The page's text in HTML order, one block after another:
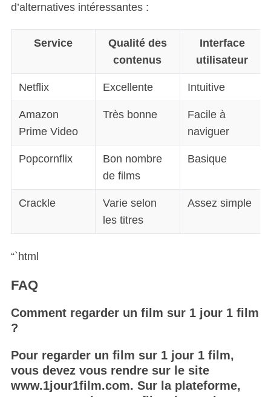
d’alternatives intéressantes :
Service
Qualité des
contenus
Interface
utilisateur
Netflix Excellente Intuitive
Amazon
Prime Video
Très bonne
Facile à
naviguer
Popcornflix
Bon nombre
de films
Basique
Crackle
Varie selon
les titres
Assez simple
“`html
FAQ
Comment regarder un film sur 1 jour 1 film
?
Pour regarder un film sur 1 jour 1 film,
vous devez vous rendre sur le site
www.1jour1film.com. Sur la plateforme,
r
c
h